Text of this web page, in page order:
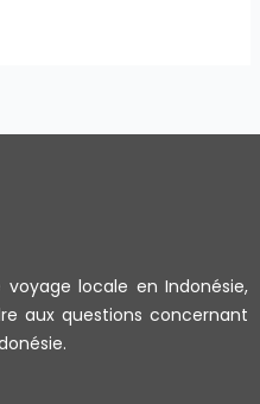
voyage locale en Indonésie,
aux questions concernant